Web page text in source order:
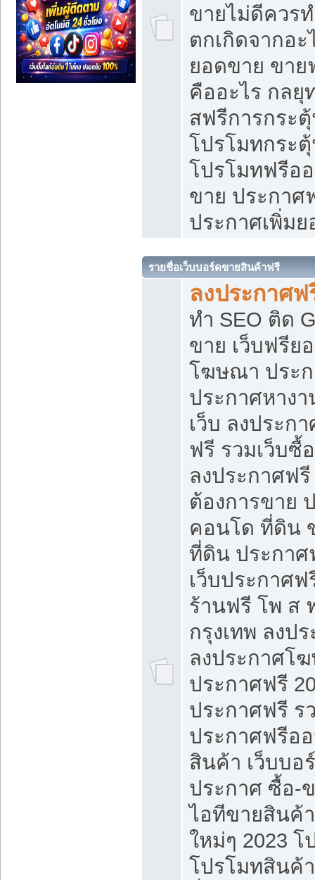
ขายไม่ดีควร
ตกเกิดจากอะ
ยอดขาย ขาย
คืออะไร กลยุ
สฟรีการกระ
โปรโมทกระ
โปรโมทฟรีอ
ขาย ประกาศ
ประกาศเพิ่ม
รายชื่อเว็บบอร์ดขายสินค้าฟรี
ลงประกาศฟ
ทำ SEO ติด
ขาย เว็บฟรีย
โฆษณา ประ
ประกาศหาง
เว็บ ลงประก
ฟรี รวมเว็บซื้
ลงประกาศฟ
ต้องการขาย
คอนโด ที่ดิน
ที่ดิน ประกา
เว็บประกาศ
ร้านฟรี โพ ส
กรุงเทพ ลงป
ลงประกาศโ
ประกาศฟรี
ประกาศฟรี ร
ประกาศฟรีอ
สินค้า เว็บบอ
ประกาศ ซื้อ-
ไอทีขายสินค้
ใหม่ๆ 2023
โปรโมทสินค้